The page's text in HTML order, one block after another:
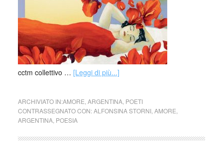
cctm collettivo … [Leggi di più...]
ARCHIVIATO IN:AMORE ARGENTINA, POETI
CONTRASSEGNATO CON:ALFONSINA STORNI, AMORE
ARGENTINA, POESIA